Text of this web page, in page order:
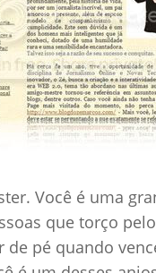
Você é uma
que torço
de pé quando